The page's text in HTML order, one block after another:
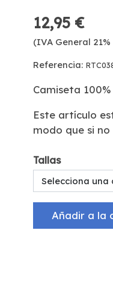
12,95 €
(IVA General
Referencia:
Camiseta
Este artículo
modo que si
Tallas
Selecciona una
Añadir a la